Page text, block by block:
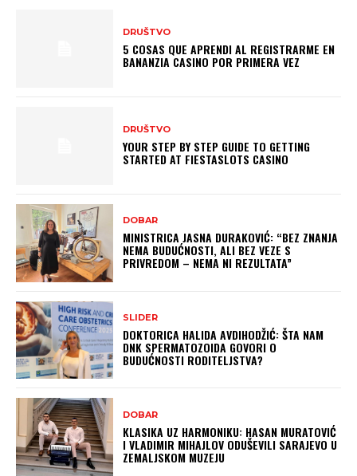
DRUŠTVO
5 COSAS QUE APRENDI AL REGISTRARME EN
BANANZIA CASINO POR PRIMERA VEZ
DRUŠTVO
YOUR STEP BY STEP GUIDE TO GETTING
STARTED AT FIESTASLOTS CASINO
DOBAR
MINISTRICA JASNA DURAKOVIĆ: “BEZ ZNANJA
NEMA BUDUĆNOSTI, ALI BEZ VEZE S
PRIVREDOM – NEMA NI REZULTATA”
SLIDER
DOKTORICA HALIDA AVDIHODŽIĆ: ŠTA NAM
DNK SPERMATOZOIDA GOVORI O
BUDUĆNOSTI RODITELJSTVA?
DOBAR
KLASIKA UZ HARMONIKU: HASAN MURATOVIĆ
I VLADIMIR MIHAJLOV ODUŠEVILI SARAJEVO U
ZEMALJSKOM MUZEJU